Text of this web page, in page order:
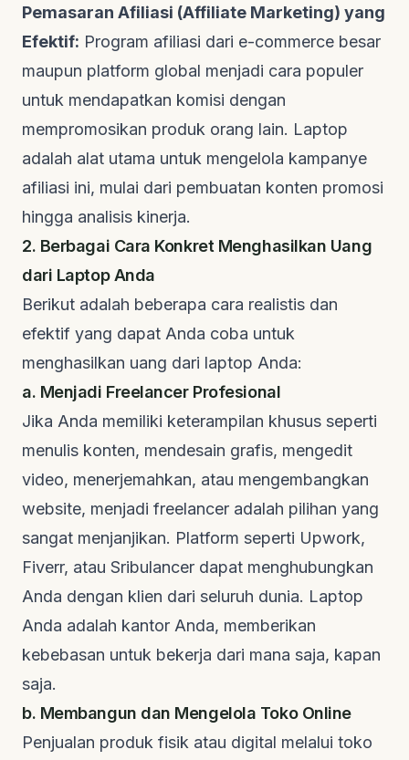
Pemasaran Afiliasi (Affiliate Marketing) yang
Efektif: Program afiliasi dari e-commerce besar
maupun platform global menjadi cara populer
untuk mendapatkan komisi dengan
mempromosikan produk orang lain. Laptop
adalah alat utama untuk mengelola kampanye
afiliasi ini, mulai dari pembuatan konten promosi
hingga analisis kinerja.
2. Berbagai Cara Konkret Menghasilkan Uang
dari Laptop Anda
Berikut adalah beberapa cara realistis dan
efektif yang dapat Anda coba untuk
menghasilkan uang dari laptop Anda:
a. Menjadi FreelancerProfesional
Jika Anda memiliki keterampilan khusus seperti
menulis konten, mendesain grafis, mengedit
video, menerjemahkan, atau mengembangkan
website, menjadi freelancer adalah pilihan yang
sangat menjanjikan. Platform seperti Upwork,
Fiverr, atau Sribulancer dapat menghubungkan
Anda dengan klien dari seluruh dunia. Laptop
Anda adalah kantor Anda, memberikan
kebebasan untuk bekerja dari mana saja, kapan
saja.
b. Membangun dan Mengelola Toko Online
Penjualan produk fisik atau digital melalui toko